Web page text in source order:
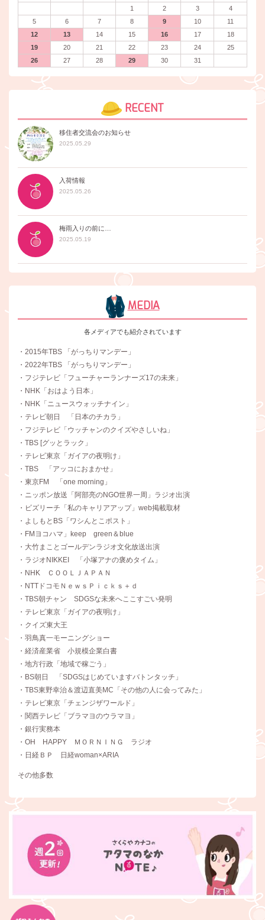
1
2 3
4
5
6 7 8 9 10
11
12
13 14 15 16 17
18
19
20 21 22 23 24
25
26
27 28 29 30 31
RECENT
移住者交流会のお知らせ
2025.05.29
入荷情報
2025.05.26
梅雨入りの前に…
2025.05.19
MEDIA
各メディアでも紹介されています
・2015年TBS 「がっちりマンデー」
・2022年TBS 「がっちりマンデー」
・フジテレビ「フューチャーランナーズ17の未来」
・NHK「おはよう日本」
・NHK「ニュースウォッチナイン」
・テレビ朝日 「日本のチカラ」
・フジテレビ「ウッチャンのクイズやさしいね」
・TBS [グッとラック」
・テレビ東京「ガイアの夜明け」
・TBS 「アッコにおまかせ」
・東京FM 「one morning」
・ニッポン放送「阿部亮のNGO世界一周」ラジオ出演
・ビズリーチ「私のキャリアアップ」web掲載取材
・よしもとBS「ワシんとこポスト」
・FMヨコハマ」keep green＆blue
・大竹まことゴールデンラジオ文化放送出演
・ラジオNIKKEI 「小塚アナの褒めタイム」
・NHK ＣＯＯＬＪＡＰＡＮ
・NTTドコモＮｅｗｓＰｉｃｋｓ＋ｄ
・TBS朝チャン SDGSな未来へここすごい発明
・テレビ東京「ガイアの夜明け」
・クイズ東大王
・羽鳥真一モーニングショー
・経済産業省 小規模企業白書
・地方行政「地域で稼ごう」
・BS朝日 「SDGSはじめていますバトンタッチ」
・TBS東野幸治＆渡辺直美MC「その他の人に会ってみた」
・テレビ東京「チェンジザワールド」
・関西テレビ「ブラマヨのウラマヨ」
・銀行実務本
・OH HAPPY ＭＯＲＮＩＮＧ ラジオ
・日経ＢＰ 日経woman×ARIA
その他多数